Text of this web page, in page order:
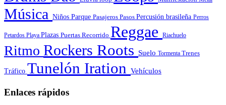
Música Niños Parque Pasajeros Pasos Percusión brasileña Perros
Petardos Playa Plazas Puertas Recorrido Reggae Riachuelo
Ritmo Rockers Roots Suelo Tormenta Trenes
Tráfico Tunelón Iration Vehículos
Enlaces rápidos